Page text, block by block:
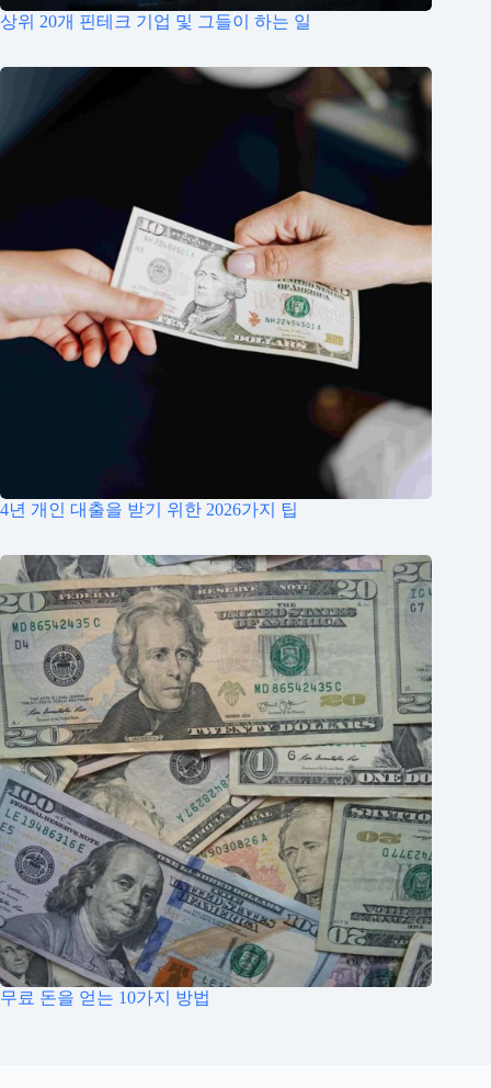
상위 20개 핀테크 기업 및 그들이 하는 일
4년 개인 대출을 받기 위한 2026가지 팁
무료 돈을 얻는 10가지 방법